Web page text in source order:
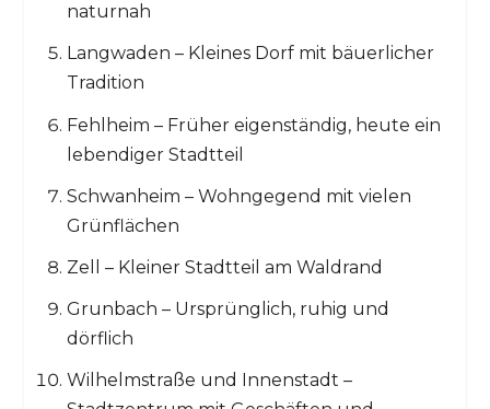
naturnah
Langwaden – Kleines Dorf mit bäuerlicher
Tradition
Fehlheim – Früher eigenständig, heute ein
lebendiger Stadtteil
Schwanheim – Wohngegend mit vielen
Grünflächen
Zell – Kleiner Stadtteil am Waldrand
Grunbach – Ursprünglich, ruhig und
dörflich
Wilhelmstraße und Innenstadt –